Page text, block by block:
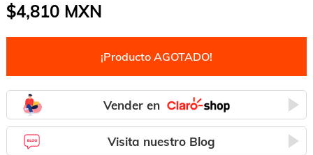
$4,810MXN
¡Producto AGOTADO!
Vender en
Visita nuestro Blog